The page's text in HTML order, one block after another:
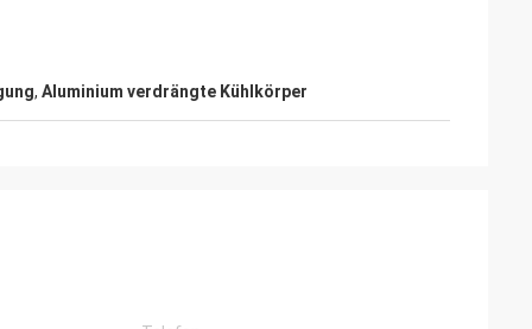
, Aluminium verdrängte Kühlkörper